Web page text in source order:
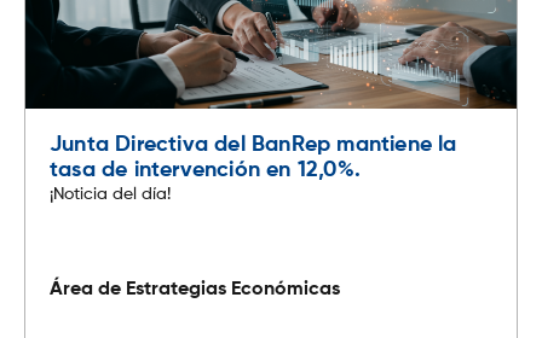
Junta Directiva del BanRep mantiene la
tasa de intervención en 12,0%.
¡Noticia del día!
Área de Estrategias Económicas